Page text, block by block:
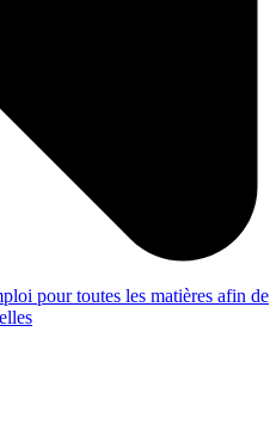
pour toutes les matières afin de